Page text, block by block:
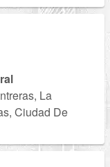
La
Ciudad De